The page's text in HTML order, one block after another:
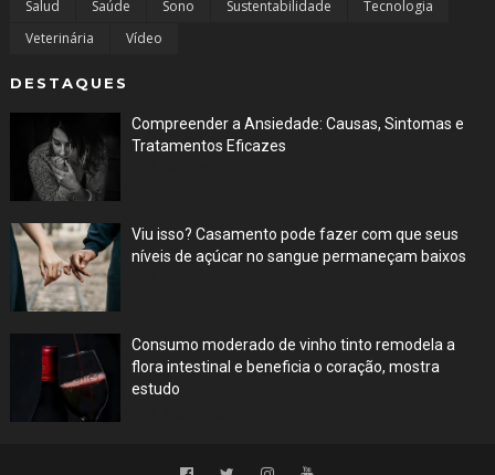
Salud
Saúde Sono Sustentabilidade
Tecnologia
Veterinária
Vídeo
DESTAQUES
Compreender a Ansiedade: Causas, Sintomas e
Tratamentos Eficazes
Viu isso? Casamento pode fazer com que seus
níveis de açúcar no sangue permaneçam baixos
Consumo moderado de vinho tinto remodela a
flora intestinal e beneficia o coração, mostra
estudo